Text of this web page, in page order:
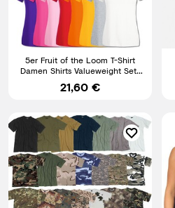
5er Fruit of the Loom T-Shirt
Damen Shirts Valueweight Sets
Tshirt S - XXL
21,60 €